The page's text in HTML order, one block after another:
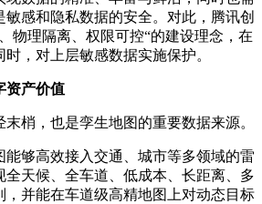
感和隐私数据的安全。对此，腾讯创
物理隔离、权限可控“的建设理念，在
，对上层敏感数据实施保护。
资产价值
梢，也是孪生地图的重要数据来源。
能够高效接入交通、城市等多领域的雷
全天候、全车道、低成本、长距离、多
，并能在车道级高精地图上对动态目标